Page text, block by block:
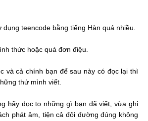
teencode bằng tiếng Hàn quá nhiều.
thức hoặc quá đơn điệu.
và cả chính bạn để sau này có đọc lại thì
thứ mình viết.
hãy đọc to những gì bạn đã viết, vừa ghi
phát âm, tiện cả đôi đường đúng không